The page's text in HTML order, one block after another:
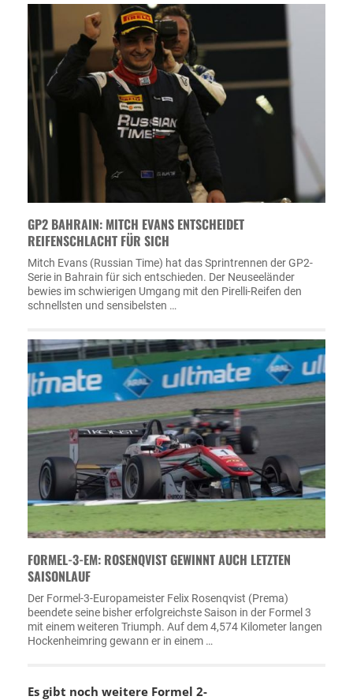
GP2 BAHRAIN: MITCH EVANS ENTSCHEIDET
REIFENSCHLACHT FÜR SICH
Mitch Evans (Russian Time) hat das Sprintrennen der GP2-
Serie in Bahrain für sich entschieden. Der Neuseeländer
bewies im schwierigen Umgang mit den Pirelli-Reifen den
schnellsten und sensibelsten …
FORMEL-3-EM: ROSENQVIST GEWINNT AUCH LETZTEN
SAISONLAUF
Der Formel-3-Europameister Felix Rosenqvist (Prema)
beendete seine bisher erfolgreichste Saison in der Formel 3
mit einem weiteren Triumph. Auf dem 4,574 Kilometer langen
Hockenheimring gewann er in einem …
Es gibt noch weitere Formel 2-